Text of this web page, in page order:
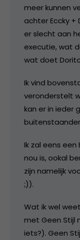
meer kunnen
achter Eccky +
er slecht aan
executie, wat
wat doet
Ik vind
veronderstelt
kan er in ieder
Ik zal eens een
nou is, ookal
zijn namelijk
;)).
Wat ik wel
met Geen Stijl
iets?). Geen